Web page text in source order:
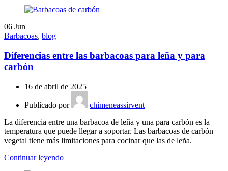
06 Jun
Barbacoas, blog
Diferencias entre las barbacoas para leña y para
carbón
16 de abril de 2025
Publicado por
chimeneassirvent
La diferencia entre una barbacoa de leña y una para carbón es la
temperatura que puede llegar a soportar. Las barbacoas de carbón
vegetal tiene más limitaciones para cocinar que las de leña.
Continuar leyendo